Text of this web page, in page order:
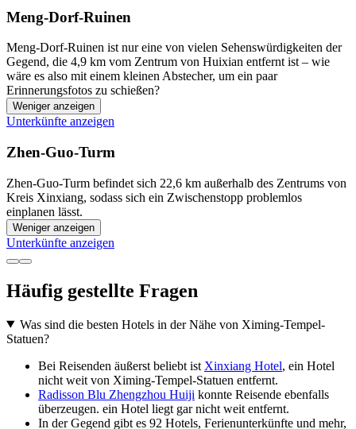
Meng-Dorf-Ruinen
Meng-Dorf-Ruinen ist nur eine von vielen Sehenswürdigkeiten der
Gegend, die 4,9 km vom Zentrum von Huixian entfernt ist – wie
wäre es also mit einem kleinen Abstecher, um ein paar
Erinnerungsfotos zu schießen?
Weniger anzeigen
Unterkünfte anzeigen
Zhen-Guo-Turm
Zhen-Guo-Turm befindet sich 22,6 km außerhalb des Zentrums von
Kreis Xinxiang, sodass sich ein Zwischenstopp problemlos
einplanen lässt.
Weniger anzeigen
Unterkünfte anzeigen
Häufig gestellte Fragen
Was sind die besten Hotels in der Nähe von Ximing-Tempel-
Statuen?
Bei Reisenden äußerst beliebt ist Xinxiang Hotel, ein Hotel
nicht weit von Ximing-Tempel-Statuen entfernt.
Radisson Blu Zhengzhou Huiji konnte Reisende ebenfalls
überzeugen. ein Hotel liegt gar nicht weit entfernt.
In der Gegend gibt es 92 Hotels, Ferienunterkünfte und mehr,